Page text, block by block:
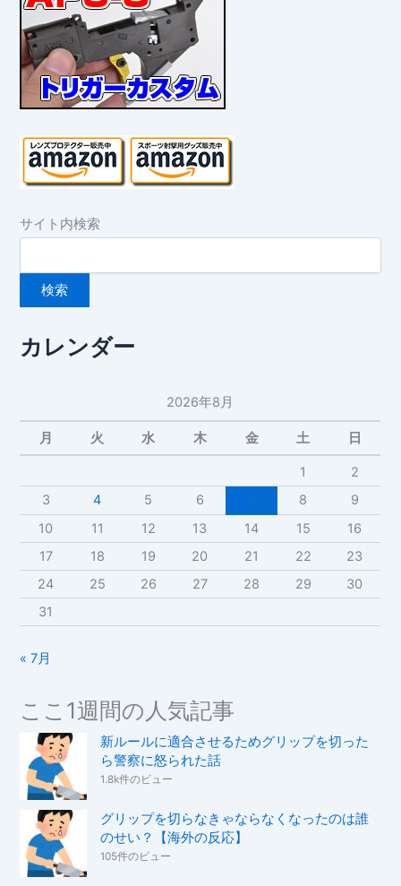
サイト内検索
カレンダー
2026年8月
月 火 水 木 金 土 日
1
2
3
4 5 6 8
9
10
11 12 13 14 15
16
17
18 19 20 21 22
23
24
25 26 27 28 29
30
31
« 7月
ここ1週間の人気記事
新ルールに適合させるためグリップを切った
ら警察に怒られた話
1.8k件のビュー
グリップを切らなきゃならなくなったのは誰
のせい？【海外の反応】
105件のビュー